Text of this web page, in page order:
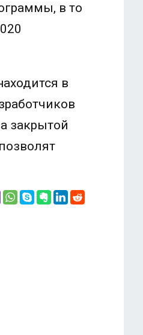
в то
в
закрытой